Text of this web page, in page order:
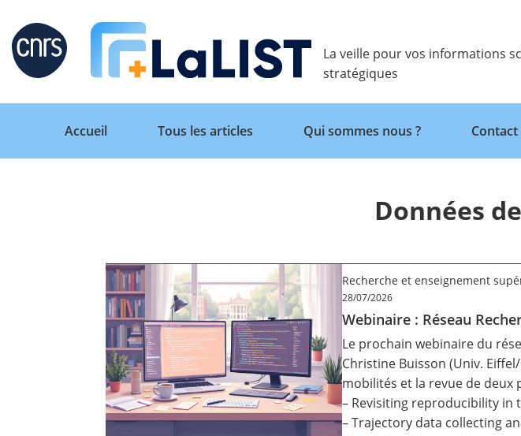
Retour
Tous les articles
Qui sommes nous ?
La veille pour vos informations
stratégiques
Accueil Tous les articles Qui sommes nous ? Contact
Données
Recherche et enseignement
28/07/2026
Webinaire : Réseau
Le prochain webinaire du
Christine Buisson (Univ.
mobilités et la revue de
– Revisiting reproducibility
– Trajectory data collecting